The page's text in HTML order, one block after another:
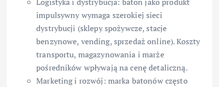
impulsywny wymaga szerokiej sieci
dystrybucji (sklepy spożywcze, stacje
benzynowe, vending, sprzedaż online). Koszty
transportu, magazynowania i marże
pośredników wpływają na cenę detaliczną.
Marketing i rozwój: marka batonów często